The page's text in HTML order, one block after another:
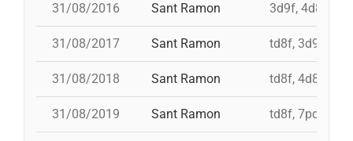
31/08/2016 Sant Ramon 3d9f, 4d8a,
31/08/2017 Sant Ramon td8f, 3d9f,
31/08/2018 Sant Ramon td8f, 4d8, 3d8,
31/08/2019 Sant Ramon td8f, 7pd5, pd5